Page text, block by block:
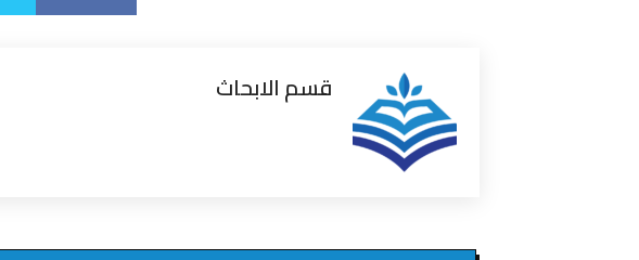
قسم الابحاث